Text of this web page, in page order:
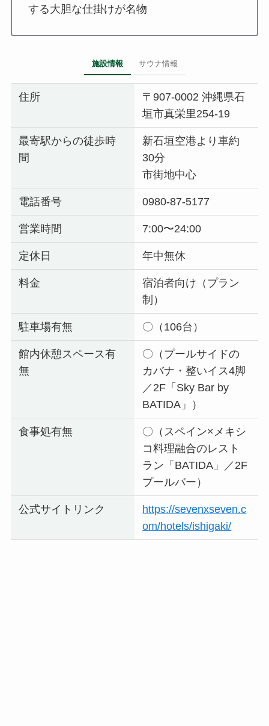
する大胆な仕掛けが名物
施設情報 サウナ情報
住所
〒907-0002 沖縄県石
垣市真栄里254-19
最寄駅からの徒歩時
間
新石垣空港より車約
30分
市街地中心
電話番号 0980-87-5177
営業時間 7:00〜24:00
定休日 年中無休
料金
宿泊者向け（プラン
制）
駐車場有無 〇（106台）
館内休憩スペース有
無
〇（プールサイドの
カバナ・整いイス4脚
／2F「Sky Bar by
BATIDA」）
食事処有無
〇（スペイン×メキシ
コ料理融合のレスト
ラン「BATIDA」／2F
プールバー）
公式サイトリンク
https://sevenxseven.c
om/hotels/ishigaki/